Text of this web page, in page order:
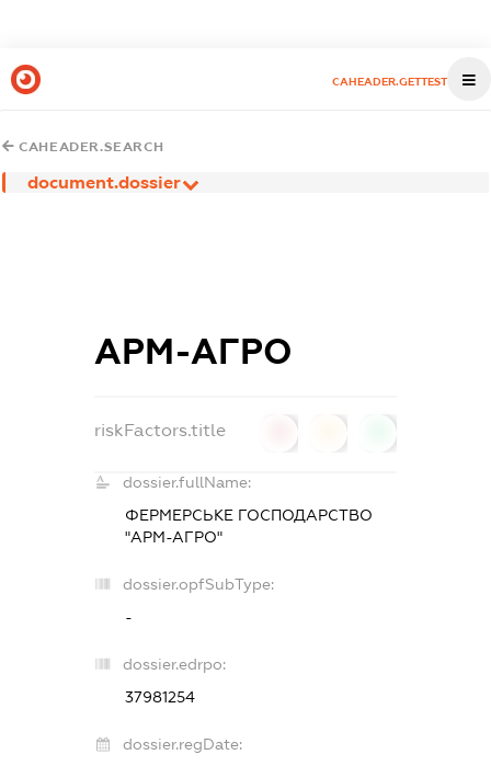
CAHEADER.GETTEST
CAHEADER.SEARCH
document.dossier
АРМ-АГРО
riskFactors.title
dossier.fullName:
ФЕРМЕРСЬКЕ ГОСПОДАРСТВО
"АРМ-АГРО"
dossier.opfSubType:
-
dossier.edrpo:
37981254
dossier.regDate: